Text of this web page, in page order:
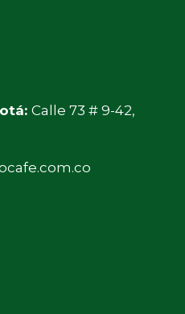
Calle 73 # 9-42,